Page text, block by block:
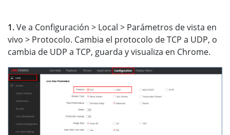
1.Ve a Configuración > Local > Parámetros de vista en
vivo > Protocolo. Cambia el protocolo de TCP a UDP, o
cambia de UDP a TCP, guarda y visualiza en Chrome.